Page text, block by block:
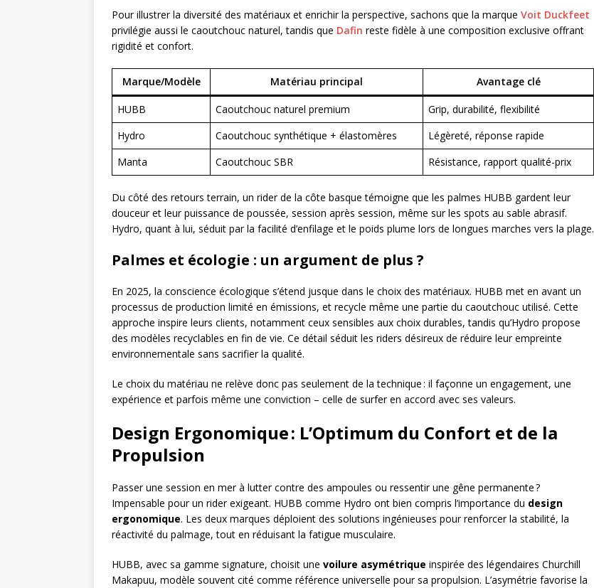
Pour illustrer la diversité des matériaux et enrichir la perspective, sachons que la marque Voit Duckfeet
privilégie aussi le caoutchouc naturel, tandis que Dafin reste fidèle à une composition exclusive offrant
rigidité et confort.
Marque/Modèle Matériau principal Avantage clé
HUBB Caoutchouc naturel premium
Grip, durabilité, flexibilité
Hydro
Caoutchouc synthétique + élastomères
Légèreté, réponse rapide
Manta
Caoutchouc SBR Résistance, rapport qualité-prix
Du côté des retours terrain, un rider de la côte basque témoigne que les palmes HUBB gardent leur
douceur et leur puissance de poussée, session après session, même sur les spots au sable abrasif.
Hydro, quant à lui, séduit par la facilité d’enfilage et le poids plume lors de longues marches vers la plage.
Palmes et écologie : un argument de plus ?
En 2025, la conscience écologique s’étend jusque dans le choix des matériaux. HUBB met en avant un
processus de production limité en émissions, et recycle même une partie du caoutchouc utilisé. Cette
approche inspire leurs clients, notamment ceux sensibles aux choix durables, tandis qu’Hydro propose
des modèles recyclables en fin de vie. Ce détail séduit les riders désireux de réduire leur empreinte
environnementale sans sacrifier la qualité.
Le choix du matériau ne relève donc pas seulement de la technique : il façonne un engagement, une
expérience et parfois même une conviction – celle de surfer en accord avec ses valeurs.
Design Ergonomique : L’Optimum du Confort et de la
Propulsion
Passer une session en mer à lutter contre des ampoules ou ressentir une gêne permanente ?
Impensable pour un rider exigeant. HUBB comme Hydro ont bien compris l’importance du design
ergonomique. Les deux marques déploient des solutions ingénieuses pour renforcer la stabilité, la
réactivité du palmage, tout en réduisant la fatigue musculaire.
HUBB, avec sa gamme signature, choisit une voilure asymétrique inspirée des légendaires Churchill
Makapuu, modèle souvent cité comme référence universelle pour sa propulsion. L’asymétrie favorise la